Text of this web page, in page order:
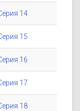
14
15
16
17
18